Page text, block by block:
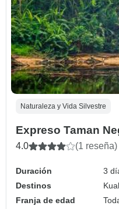
Naturaleza y Vida Silvestre
Expreso Taman
4.0 (1 reseña)
Duración
3
Destinos
Franja de edad